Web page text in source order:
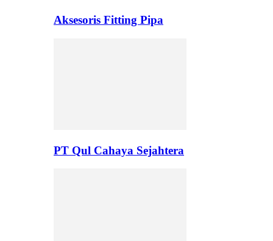
Aksesoris Fitting Pipa
PT Qul Cahaya Sejahtera